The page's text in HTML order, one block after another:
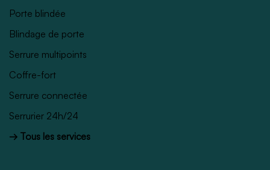
Porte blindée
Blindage de porte
Serrure multipoints
Coffre-fort
Serrure connectée
Serrurier 24h/24
→ Tous les services